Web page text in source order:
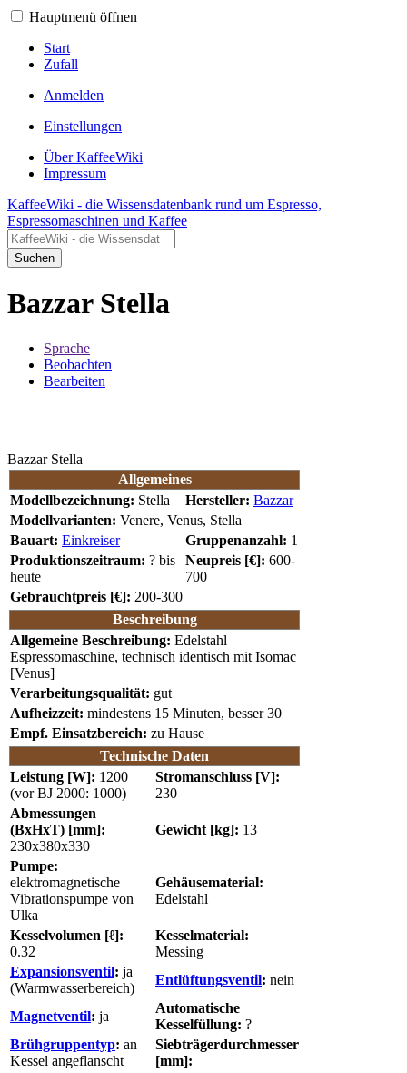
Hauptmenü öffnen
Start
Zufall
Anmelden
Einstellungen
Über KaffeeWiki
Impressum
KaffeeWiki - die Wissensdatenbank rund um Espresso,
Espressomaschinen und Kaffee
Suchen
Bazzar Stella
Sprache
Beobachten
Bearbeiten
Bazzar Stella
Allgemeines
Modellbezeichnung: Stella Hersteller: Bazzar
Modellvarianten: Venere, Venus, Stella
Bauart: Einkreiser Gruppenanzahl: 1
Produktionszeitraum: ? bis
heute
Neupreis [€]: 600-
700
Gebrauchtpreis [€]: 200-300
Beschreibung
Allgemeine Beschreibung: Edelstahl
Espressomaschine, technisch identisch mit Isomac
[Venus]
Verarbeitungsqualität: gut
Aufheizzeit: mindestens 15 Minuten, besser 30
Empf. Einsatzbereich: zu Hause
Technische Daten
Leistung [W]: 1200
(vor BJ 2000: 1000)
Stromanschluss [V]:
230
Abmessungen
(BxHxT) [mm]:
230x380x330
Gewicht [kg]: 13
Pumpe:
elektromagnetische
Vibrationspumpe von
Ulka
Gehäusematerial:
Edelstahl
Kesselvolumen [ℓ]:
0.32
Kesselmaterial:
Messing
Expansionsventil: ja
(Warmwasserbereich)
Entlüftungsventil: nein
Magnetventil: ja
Automatische
Kesselfüllung: ?
Brühgruppentyp: an
Kessel angeflanscht
Siebträgerdurchmesser
[mm]: